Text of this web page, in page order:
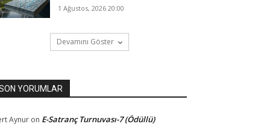
1 Ağustos, 2026 20:00
Devamını Göster
YORUMLAR
Aynur on E-Satranç Turnuvası-7 (Ödüllü)